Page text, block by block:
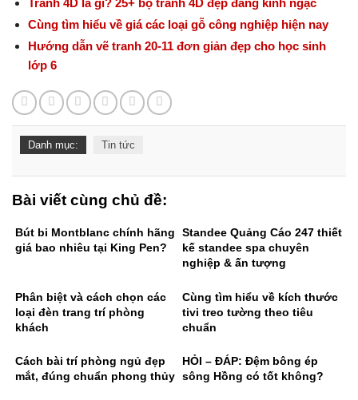
Cùng tìm hiểu về giá các loại gỗ công nghiệp hiện nay
Hướng dẫn vẽ tranh 20-11 đơn giản đẹp cho học sinh
lớp 6
Danh mục: Tin tức
Bài viết cùng chủ đề:
Bút bi Montblanc chính hãng
giá bao nhiêu tại King Pen?
Standee Quảng Cáo 247 thiết
kế standee spa chuyên
nghiệp & ấn tượng
Phân biệt và cách chọn các
loại đèn trang trí phòng
khách
Cùng tìm hiểu về kích thước
tivi treo tường theo tiêu
chuẩn
Cách bài trí phòng ngủ đẹp
mắt, đúng chuẩn phong thủy
HỎI – ĐÁP: Đệm bông ép
sông Hồng có tốt không?